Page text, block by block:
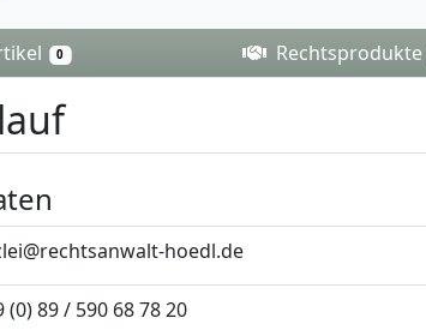
0 Rechtsprodukte
hoedl.de
(0) 89 / 590 68 78 20